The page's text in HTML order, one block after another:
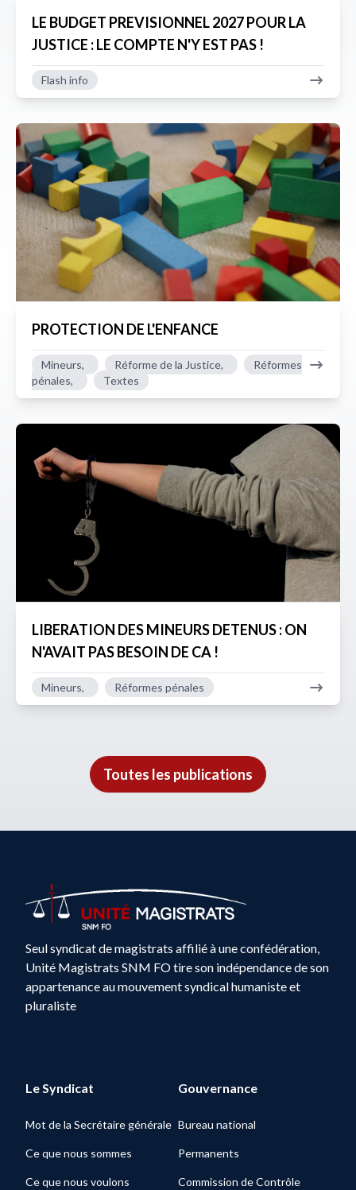
LE BUDGET PREVISIONNEL 2027 POUR LA
JUSTICE : LE COMPTE N'Y EST PAS !
Flash info
PROTECTION DE L'ENFANCE
Mineurs, Réforme de la Justice,
Réformes
pénales,
Textes
LIBERATION DES MINEURS DETENUS : ON
N'AVAIT PAS BESOIN DE CA !
Mineurs, Réformes pénales
Toutes les publications
Seul syndicat de magistrats affilié à une confédération,
Unité Magistrats SNM FO tire son indépendance de son
appartenance au mouvement syndical humaniste et
pluraliste
Le Syndicat
Mot de la Secrétaire générale
Ce que nous sommes
Ce que nous voulons
Gouvernance
Bureau national
Permanents
Commission de Contrôle